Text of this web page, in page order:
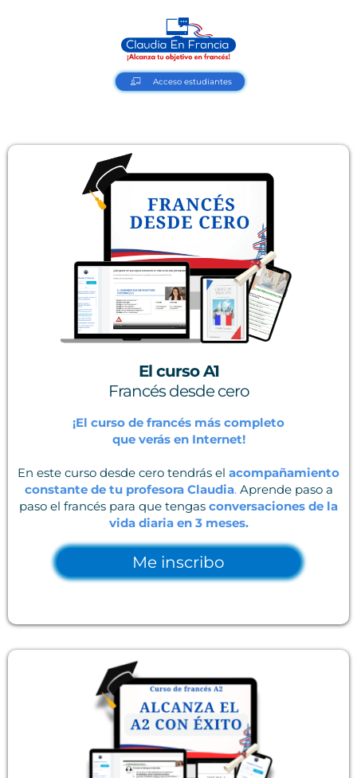
Acceso estudiantes
El curso A1
Francés desde cero
¡El curso de francés más completo
que verás en Internet!
En este curso desde cero tendrás el acompañamiento
constante de tu profesora Claudia. Aprende paso a
paso el francés para que tengas conversaciones de la
vida diaria en 3 meses.
Me inscribo